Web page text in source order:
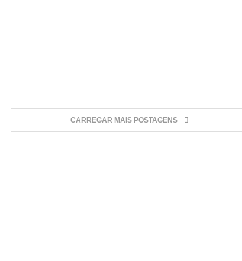
CARREGAR MAIS POSTAGENS